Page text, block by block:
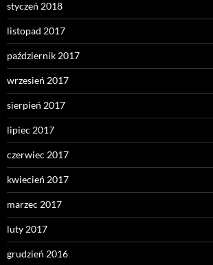
styczeń 2018
listopad 2017
październik 2017
wrzesień 2017
sierpień 2017
lipiec 2017
czerwiec 2017
kwiecień 2017
marzec 2017
luty 2017
grudzień 2016